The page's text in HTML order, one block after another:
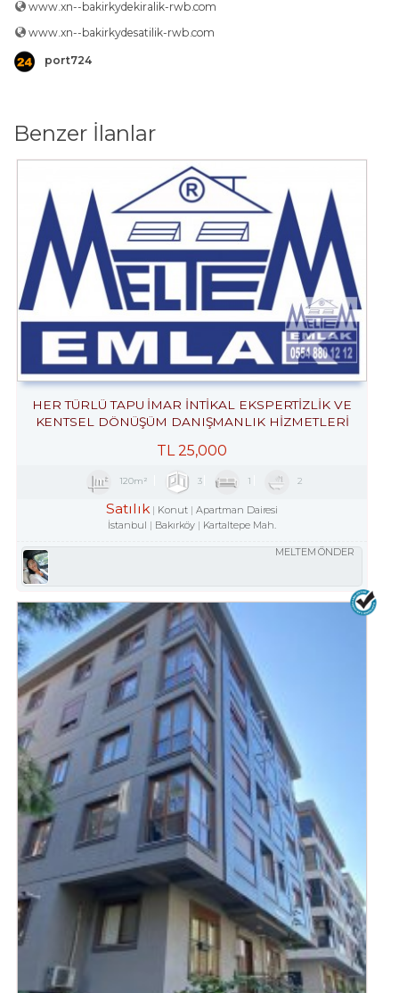
www.xn--bakirkydekiralik-rwb.com
www.xn--bakirkydesatilik-rwb.com
port724
Benzer İlanlar
HER TÜRLÜ TAPU İMAR İNTİKAL EKSPERTİZLİK VE
KENTSEL DÖNÜŞÜM DANIŞMANLIK HİZMETLERİ
TL 25,000
120m² 3 1 2
Satılık Konut
Apartman Dairesi
İstanbul
Bakırköy Kartaltepe Mah.
MELTEM ÖNDER